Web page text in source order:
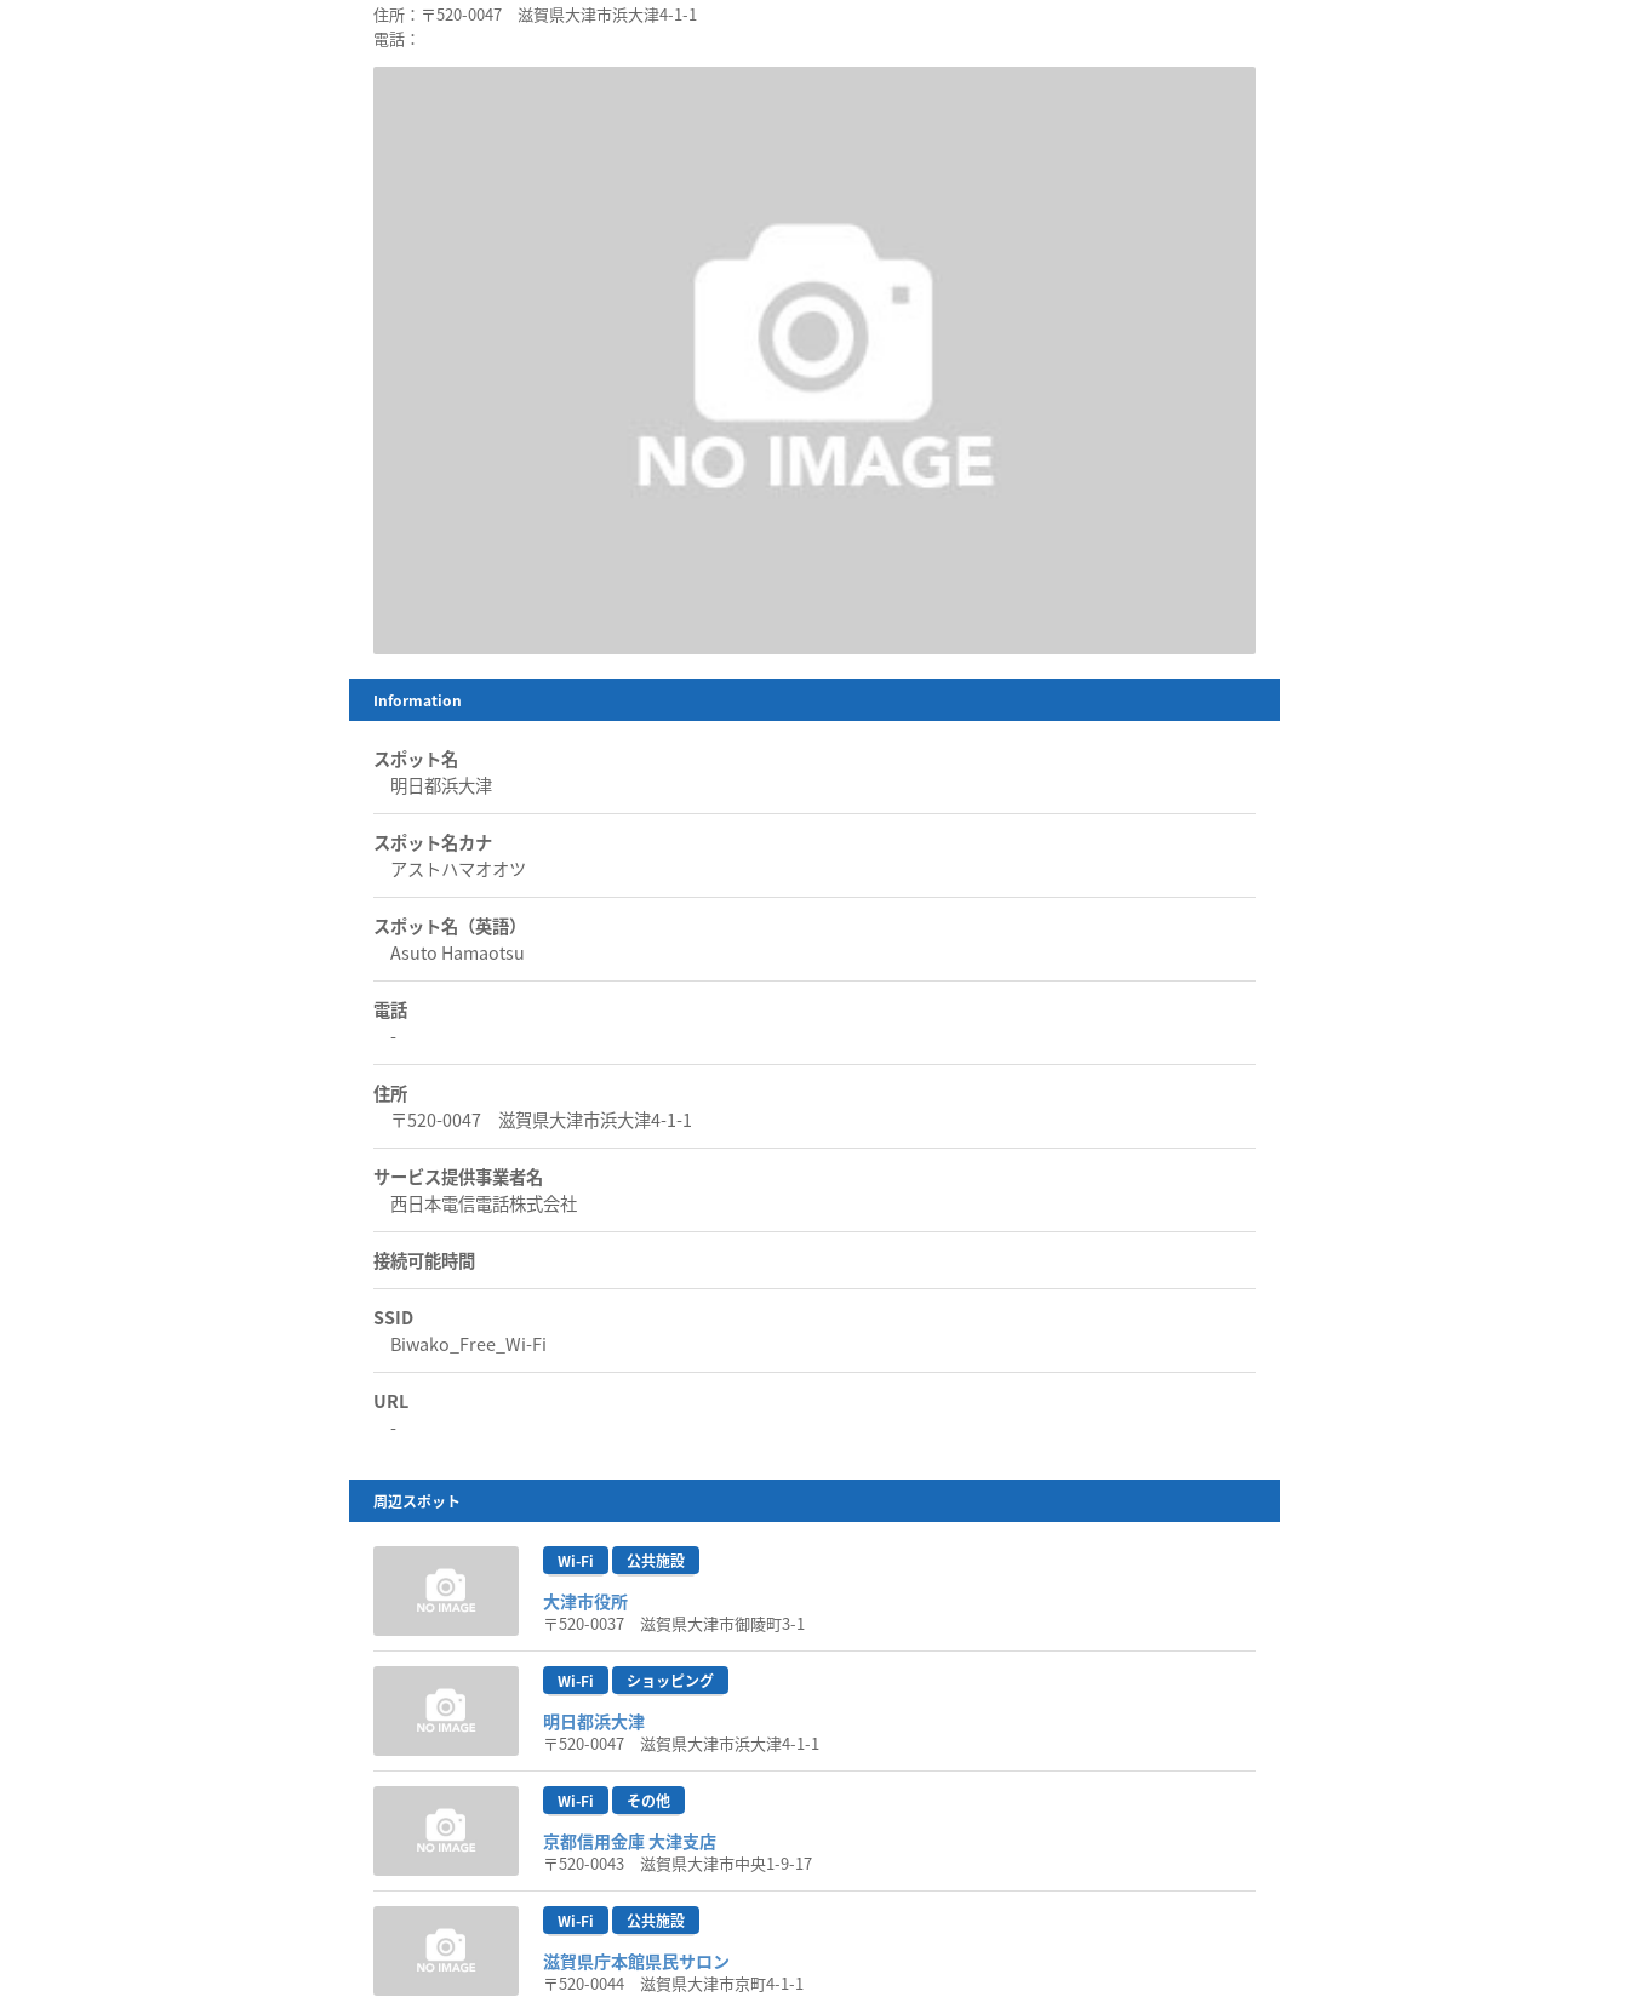
住所 ：〒520-0047 滋賀県大津市浜大津4-1-1
電話 ：
Information
スポット名
明日都浜大津
スポット名カナ
アストハマオオツ
スポット名（英語）
Asuto Hamaotsu
電話
-
住所
〒520-0047 滋賀県大津市浜大津4-1-1
サービス提供事業者名
西日本電信電話株式会社
接続可能時間
SSID
Biwako_Free_Wi-Fi
URL
-
周辺スポット
Wi-Fi 公共施設
大津市役所
〒520-0037 滋賀県大津市御陵町3-1
Wi-Fi ショッピング
明日都浜大津
〒520-0047 滋賀県大津市浜大津4-1-1
Wi-Fi その他
京都信用金庫 大津支店
〒520-0043 滋賀県大津市中央1-9-17
Wi-Fi 公共施設
滋賀県庁本館県民サロン
〒520-0044 滋賀県大津市京町4-1-1